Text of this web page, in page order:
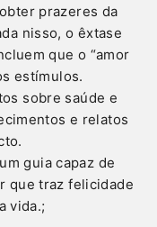
prazeres da
nisso, o êxtase
que o “amor
estímulos.
sobre saúde e
e relatos
guia capaz de
que traz felicidade
vida.;